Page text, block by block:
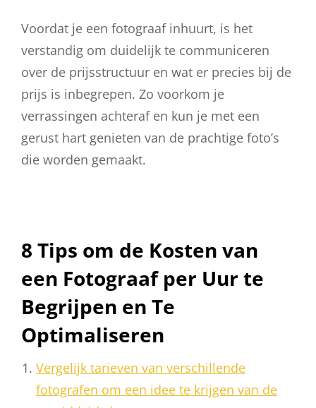
Voordat je een fotograaf inhuurt, is het
verstandig om duidelijk te communiceren
over de prijsstructuur en wat er precies bij de
prijs is inbegrepen. Zo voorkom je
verrassingen achteraf en kun je met een
gerust hart genieten van de prachtige foto’s
die worden gemaakt.
8 Tips om de Kosten van
een Fotograaf per Uur te
Begrijpen en Te
Optimaliseren
Vergelijk tarieven van verschillende
fotografen om een idee te krijgen van de